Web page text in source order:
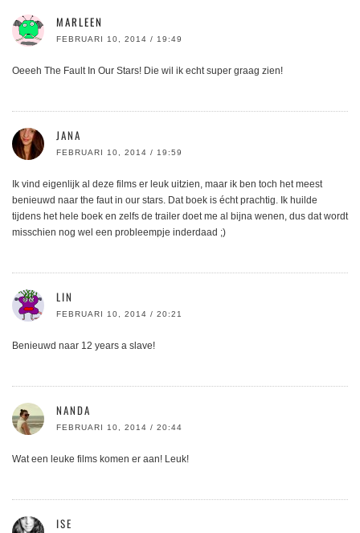
MARLEEN
FEBRUARI 10, 2014 / 19:49
Oeeeh The Fault In Our Stars! Die wil ik echt super graag zien!
JANA
FEBRUARI 10, 2014 / 19:59
Ik vind eigenlijk al deze films er leuk uitzien, maar ik ben toch het meest
benieuwd naar the faut in our stars. Dat boek is écht prachtig. Ik huilde
tijdens het hele boek en zelfs de trailer doet me al bijna wenen, dus dat wordt
misschien nog wel een probleempje inderdaad ;)
LIN
FEBRUARI 10, 2014 / 20:21
Benieuwd naar 12 years a slave!
NANDA
FEBRUARI 10, 2014 / 20:44
Wat een leuke films komen er aan! Leuk!
ISE